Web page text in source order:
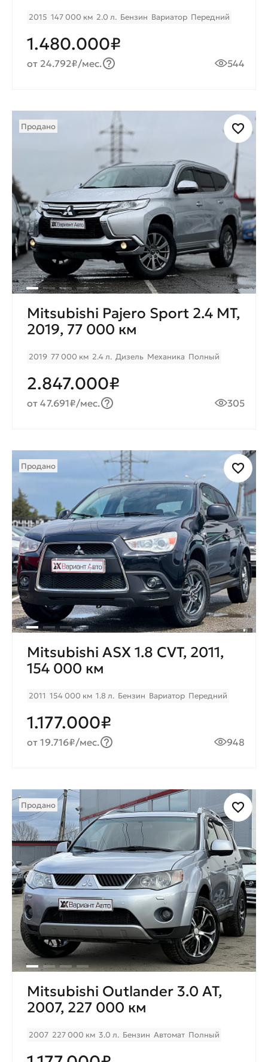
2015 147 000 км 2.0 л. Бензин Вариатор Передний
1.480.000₽
от 24.792₽/мес. 544
Продано
Mitsubishi Pajero Sport 2.4 МТ,
2019, 77 000 км
2019 77 000 км 2.4 л. Дизель Механика Полный
2.847.000₽
от 47.691₽/мес. 305
Продано
Mitsubishi ASX 1.8 CVT, 2011,
154 000 км
2011 154 000 км 1.8 л. Бензин Вариатор Передний
1.177.000₽
от 19.716₽/мес. 948
Продано
Mitsubishi Outlander 3.0 AT,
2007, 227 000 км
2007 227 000 км 3.0 л. Бензин Автомат Полный